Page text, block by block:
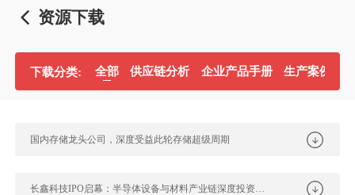
资源下载
下载分类: 全部 供应链分析 企业产品手册 生产案例分析
国内存储龙头公司，深度受益此轮存储超级周期
长鑫科技IPO启幕：半导体设备与材料产业链深度投资图谱